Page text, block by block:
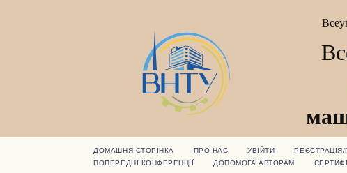
ДОМАШНЯ СТОРІНКА ПРО НАС УВІЙТИ РЕЄСТРАЦІЯ/
ПОПЕРЕДНІ КОНФЕРЕНЦІЇ
ДОПОМОГА АВТОРАМ